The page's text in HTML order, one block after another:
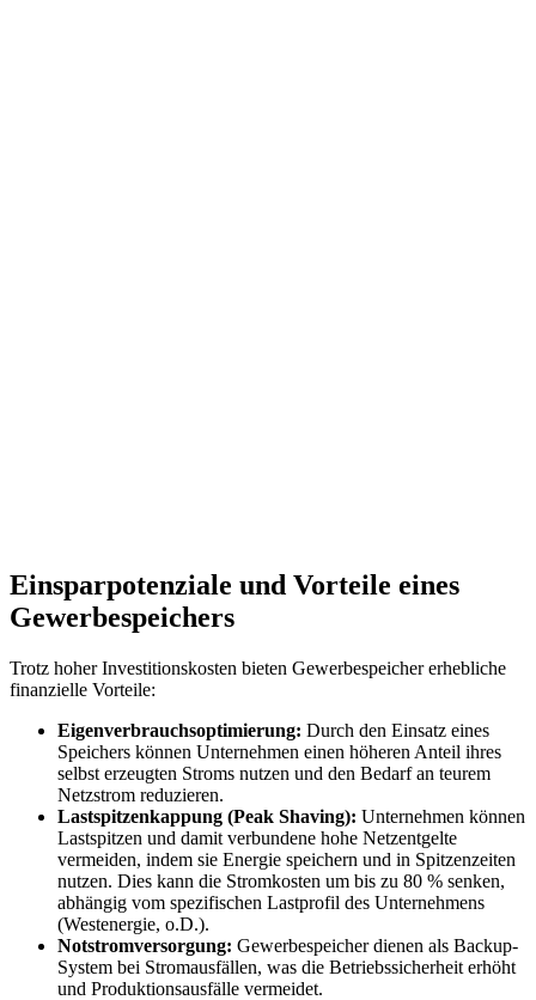
Einsparpotenziale und Vorteile eines
Gewerbespeichers
Trotz hoher Investitionskosten bieten Gewerbespeicher erhebliche
finanzielle Vorteile:
Eigenverbrauchsoptimierung: Durch den Einsatz eines
Speichers können Unternehmen einen höheren Anteil ihres
selbst erzeugten Stroms nutzen und den Bedarf an teurem
Netzstrom reduzieren.
Lastspitzenkappung (Peak Shaving): Unternehmen können
Lastspitzen und damit verbundene hohe Netzentgelte
vermeiden, indem sie Energie speichern und in Spitzenzeiten
nutzen. Dies kann die Stromkosten um bis zu 80 % senken,
abhängig vom spezifischen Lastprofil des Unternehmens
(Westenergie, o.D.).
Notstromversorgung: Gewerbespeicher dienen als Backup-
System bei Stromausfällen, was die Betriebssicherheit erhöht
und Produktionsausfälle vermeidet.